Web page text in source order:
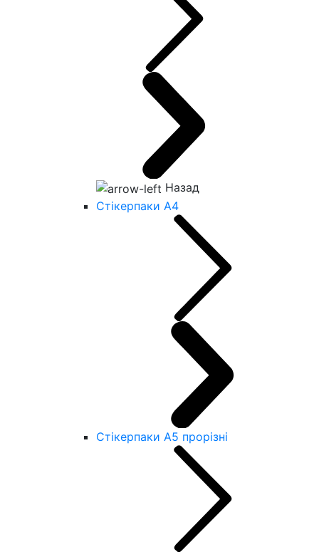
Назад
Стікерпаки А4
Стікерпаки А5 прорізні